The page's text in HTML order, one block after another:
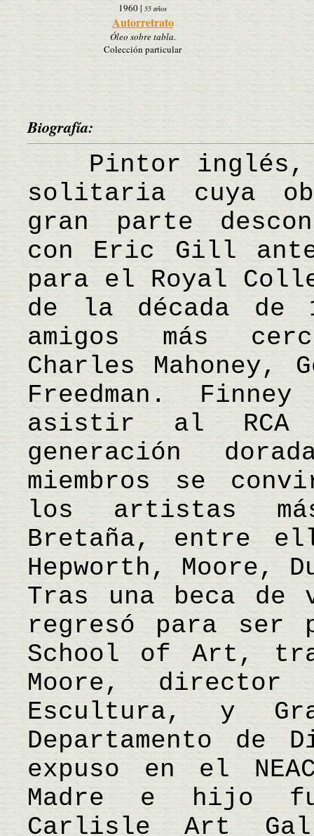
1960| 55 años
Autorretrato
Óleo sobre tabla.
Colección particular
Biografía:
Pintor inglés,
solitaria cuya
gran parte
con Eric Gill
para el Royal
de la década
amigos más
Charles Mahoney,
Freedman.
asistir al RCA
generación
miembros se
los artistas
Bretaña, entre
Hepworth, Moore,
Tras una beca de
regresó para ser
School of Art,
Moore, director
Escultura, y
Departamento de
expuso en el
Madre e hijo
Carlisle Art